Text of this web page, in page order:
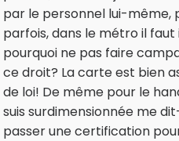
par le personnel lui-même,
parfois, dans le métro il faut
pourquoi ne pas faire
ce droit? La carte est bien
de loi! De même pour le
suis surdimensionnée me
passer une certification